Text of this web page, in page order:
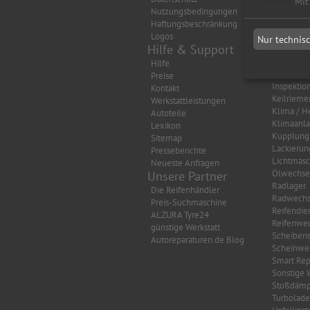
Nutzungsbedingungen
Haftungsbeschränkung
Logos
Hilfe & Support
Hilfe
Preise
Kontakt
Werkstattleistungen
Autoteile
Lexikon
Sitemap
Presseberichte
Neueste Anfragen
Unsere Partner
Die Reifenhändler
Preis-Suchmaschine
ALZURA Tyre24
günstige Werkstatt
Autoreparaturen.de Blog
Bremsen
Getriebe
Inspektion
Klima /
Kupplung
Radlager
Smart
Sonstige
Nur